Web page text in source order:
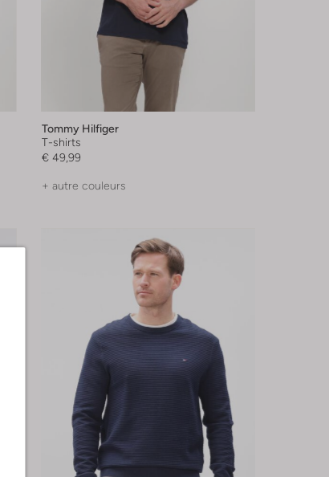
Tommy Hilfiger
T-shirts
€ 49,99
+ autre couleurs